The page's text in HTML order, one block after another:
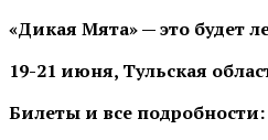
«Дикая Мята» — это будет
19-21 июня, Тульская
Билеты и все